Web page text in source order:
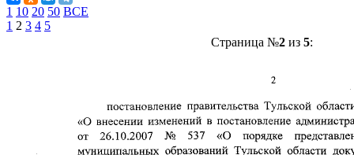
1 10 20 50 ВСЕ
1 2 3 4 5
Страница №2из 5: